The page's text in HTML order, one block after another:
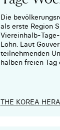
Die
als erste Region
Viereinhalb-
Lohn. Laut
teilnehmenden
halben freien
THE KOREA